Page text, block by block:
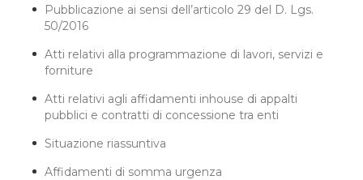
Pubblicazione ai sensi dell’articolo 29 del D. Lgs.
50/2016
Atti relativi alla programmazione di lavori, servizi e
forniture
Atti relativi agli affidamenti inhouse di appalti
pubblici e contratti di concessione tra enti
Situazione riassuntiva
Affidamenti di somma urgenza